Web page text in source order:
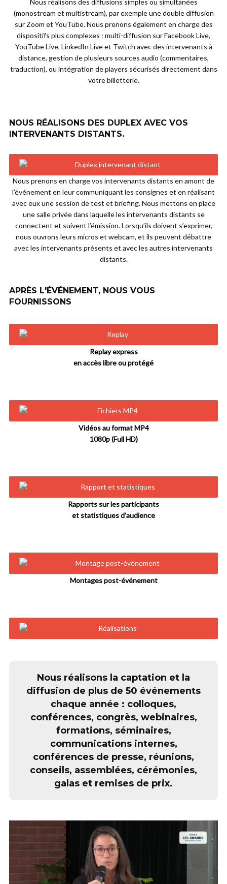
(monostream et multistream), par exemple une double diffusion
sur Zoom et YouTube. Nous prenons également en charge des
dispositifs plus complexes : multi-diffusion sur Facebook Live,
YouTube Live, LinkedIn Live et Twitch avec des intervenants à
distance, gestion de plusieurs sources audio (commentaires,
traduction), ou intégration de players sécurisés directement dans
votre billetterie.
NOUS RÉALISONS DES DUPLEX AVEC VOS
INTERVENANTS DISTANTS.
Nous prenons en charge vos intervenants distants en amont de
l'événement en leur communiquant les consignes et en réalisant
avec eux une session de test et briefing. Nous mettons en place
une salle privée dans laquelle les intervenants distants se
connectent et suivent l’émission. Lorsqu’ils doivent s’exprimer,
nous ouvrons leurs micros et webcam, et ils peuvent débattre
avec les intervenants présents et avec les autres intervenants
distants.
APRÈS L'ÉVÉNEMENT, NOUS VOUS
FOURNISSONS
Replay express
en accès libre ou protégé
Vidéos au format MP4
1080p (Full HD)
Rapports sur les participants
et statistiques d’audience
Montages post-événement
Nous réalisons la captation et la
diffusion de plus de 50 événements
chaque année : colloques,
conférences, congrès, webinaires,
formations, séminaires,
communications internes,
conférences de presse, réunions,
conseils, assemblées, cérémonies,
galas et remises de prix.